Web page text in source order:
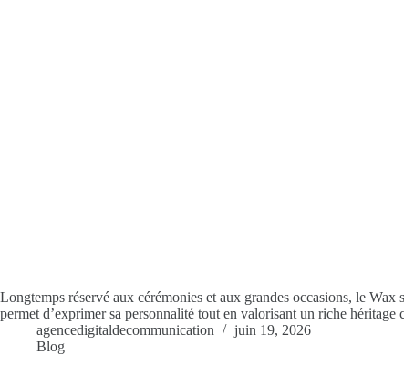
Longtemps réservé aux cérémonies et aux grandes occasions, le
permet d’exprimer sa personnalité tout en valorisant un riche
agencedigitaldecommunication
juin 19, 2026
Blog